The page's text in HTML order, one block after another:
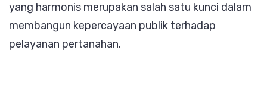
yang harmonis merupakan salah satu kunci dalam
membangun kepercayaan publik terhadap
pelayanan pertanahan.